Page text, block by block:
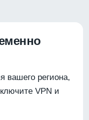
вашего региона,
VPN и